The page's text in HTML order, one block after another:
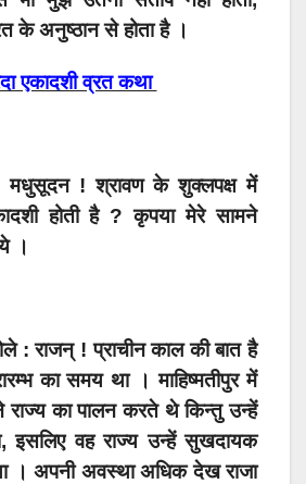
के अनुष्ठान से होता है ।
एकादशी व्रत कथा
: मधुसूदन ! श्रावण के शुक्लपक्ष में
होती है ? कृपया मेरे सामने
।
: राजन् ! प्राचीन काल की बात है
का समय था । माहिष्मतीपुर में
राज्य का पालन करते थे किन्तु उन्हें
इसलिए वह राज्य उन्हें सुखदायक
। अपनी अवस्था अधिक देख राजा